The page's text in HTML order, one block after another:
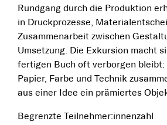
Rundgang durch die Produktion
in Druckprozesse,
Zusammenarbeit zwischen
Umsetzung. Die Exkursion macht
fertigen Buch oft verborgen bleibt:
Papier, Farbe und Technik
aus einer Idee ein prämiertes
Begrenzte Teilnehmer:innenzahl